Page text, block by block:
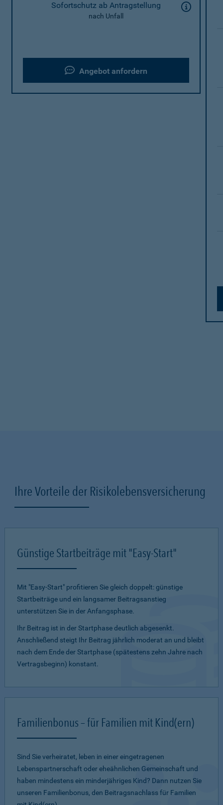
Sofortschutz ab Antragstellung
nach Unfall
Angebot anfordern
Ihre Vorteile der Risikolebensversicherung
Günstige Startbeiträge mit "Easy-Start"
Mit "Easy-Start" profitieren Sie gleich doppelt: günstige
Startbeiträge und ein lang­samer Beitragsanstieg
unterstützen Sie in der Anfangsphase.
Ihr Beitrag ist in der Startphase deutlich abgesenkt.
Anschließend steigt Ihr Beitrag jährlich moderat an und bleibt
nach dem Ende der Startphase (spätestens zehn Jahre nach
Vertragsbeginn) konstant.
Familienbonus – für Familien mit Kind(ern)
Sind Sie verheiratet, leben in einer eingetragenen
Lebenspartnerschaft oder eheähnlichen Gemeinschaft und
haben mindestens ein minderjähriges Kind? Dann nutzen Sie
unseren Familienbonus, den Beitragsnachlass für Familien